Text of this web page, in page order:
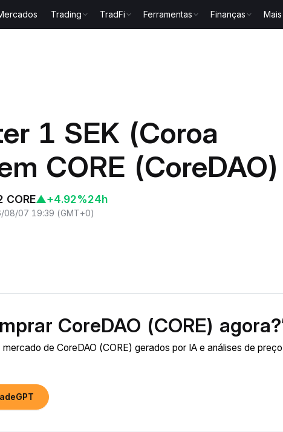
Trading TradFi Ferramentas Finanças Mais
1 SEK (Coroa
CORE (CoreDAO)
CORE▲+4.92%24h
08/07 19:39 (GMT+0)
CoreDAO (CORE)
de CoreDAO (CORE) gerados por IA e análises de